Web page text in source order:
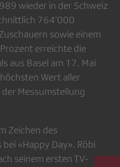
wieder in der Schweiz
764’000
sowie einem
erreichte die
aus Basel am 17. Mai
Wert aller
Messumstellung
Zeichen des
«Happy Day». Röbi
seinem ersten TV-